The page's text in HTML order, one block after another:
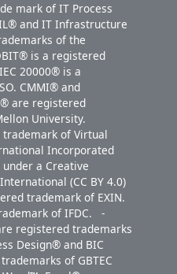
mark of IT Process
and IT Infrastructure
of the
is a registered
20000® is a
CMMI® and
are registered
University.
trademark of Virtual
Incorporated
under a Creative
(CC BY 4.0)
trademark of EXIN.
of IFDC. -
registered trademarks
Design® and BIC
of GBTEC